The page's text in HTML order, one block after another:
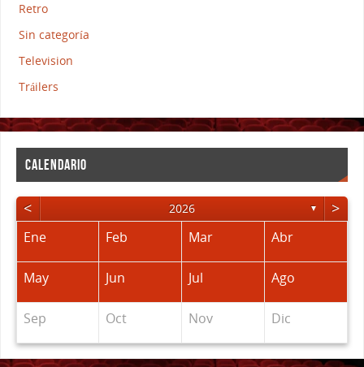
Retro
Sin categoría
Television
Tráilers
CALENDARIO
< 2026 ▼ >
Ene Feb Mar Abr
May Jun Jul Ago
Sep Oct Nov Dic